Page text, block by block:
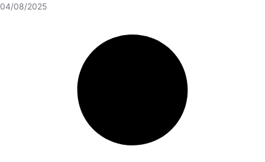
04/08/2025